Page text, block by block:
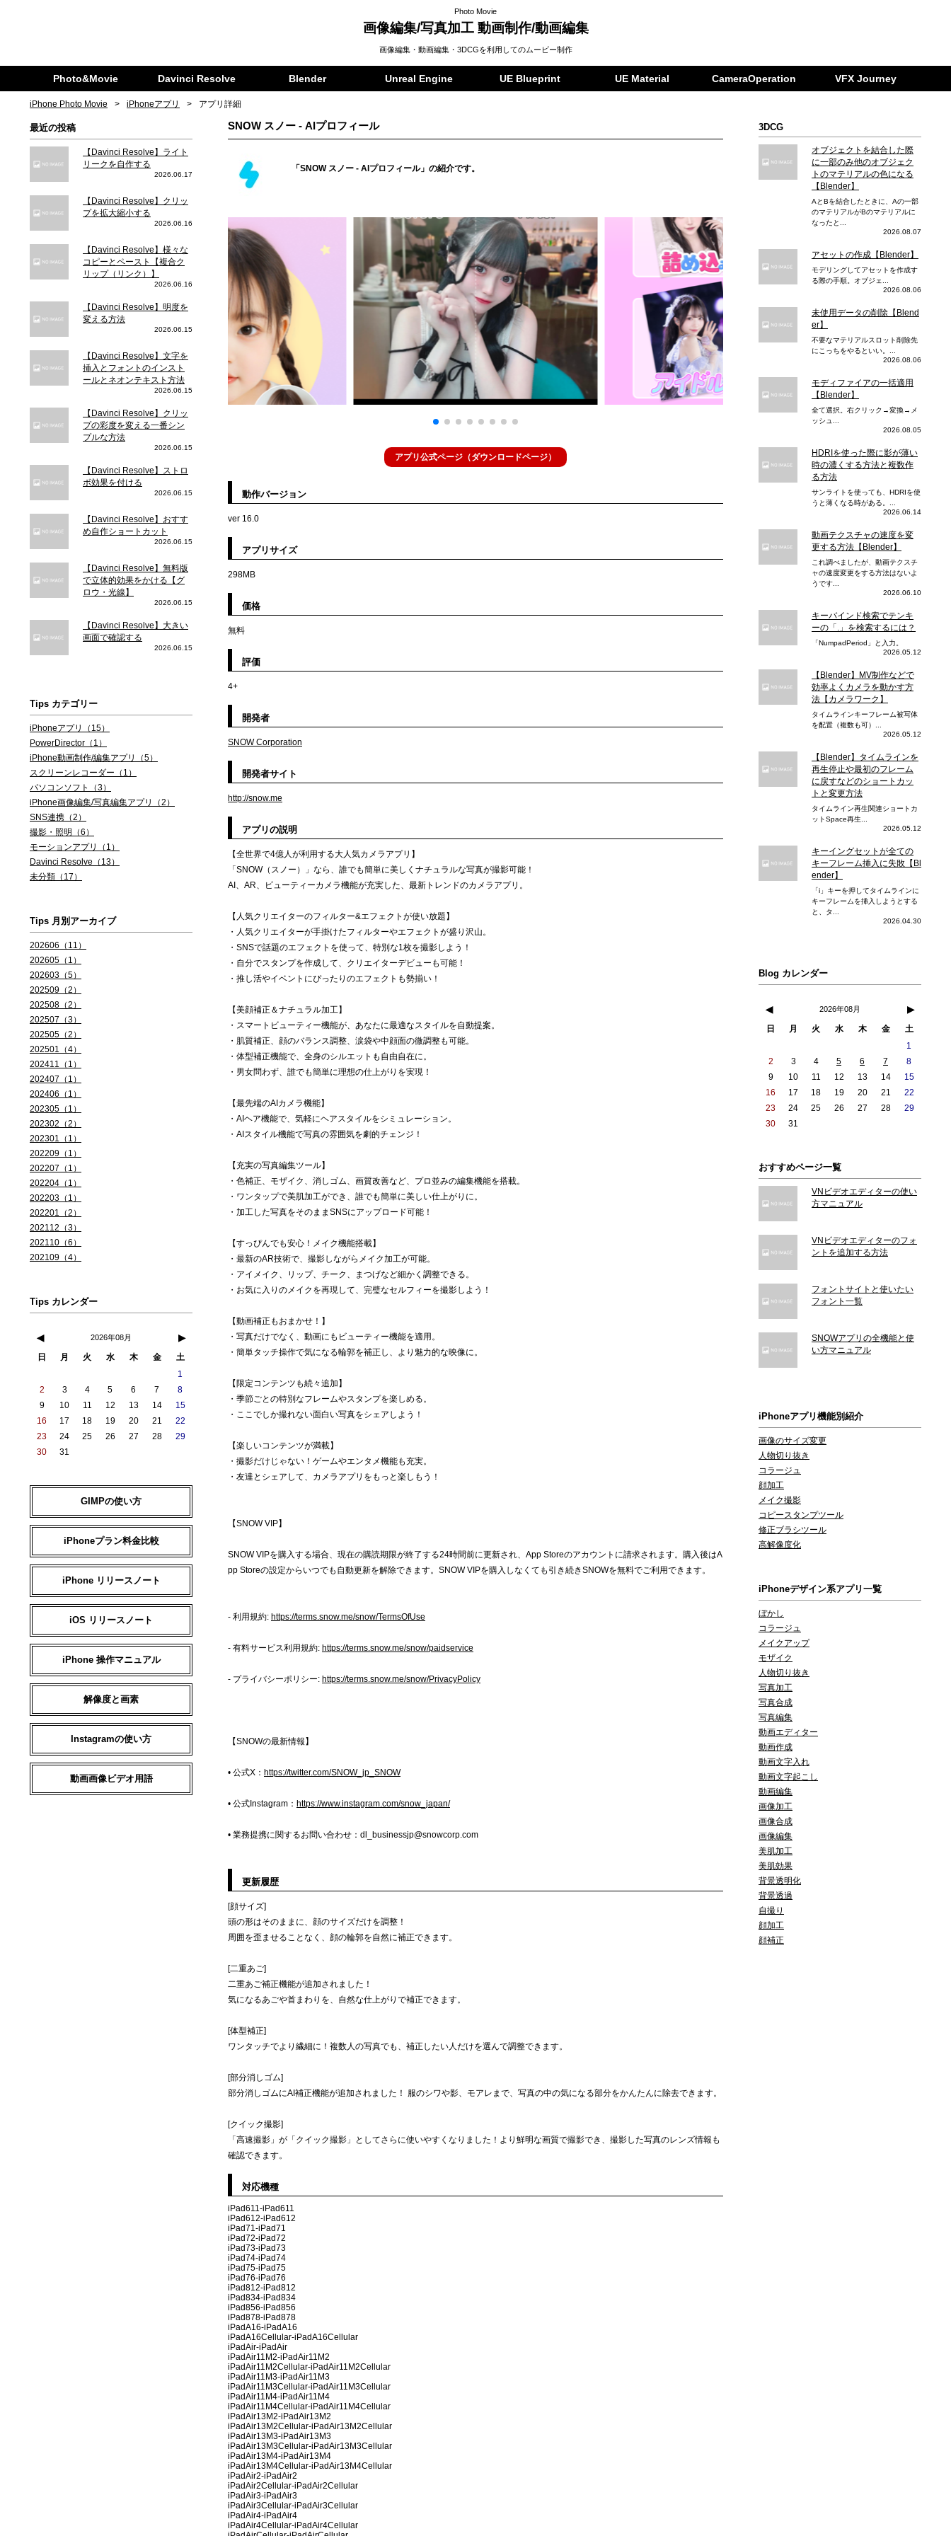
Photo Movie
画像編集/写真加工 動画制作/動画編集
画像編集・動画編集・3DCGを利用してのムービー制作
Photo&Movie Davinci Resolve Blender Unreal Engine UE Blueprint UE Material CameraOperation VFX Journey
iPhone Photo Movie iPhoneアプリ アプリ詳細
SNOW スノー - AIプロフィール
「SNOW スノー - AIプロフィール」の紹介です。
アプリ公式ページ（ダウンロードページ）
動作バージョン
ver 16.0
アプリサイズ
298MB
価格
無料
評価
4+
開発者
SNOW Corporation
開発者サイト
http://snow.me
アプリの説明
【全世界で4億人が利用する大人気カメラアプリ】
「SNOW（スノー）」なら、誰でも簡単に美しくナチュラルな写真が撮影可能！
AI、AR、ビューティーカメラ機能が充実した、最新トレンドのカメラアプリ。
【人気クリエイターのフィルター&エフェクトが使い放題】
・人気クリエイターが手掛けたフィルターやエフェクトが盛り沢山。
・SNSで話題のエフェクトを使って、特別な1枚を撮影しよう！
・自分でスタンプを作成して、クリエイターデビューも可能！
・推し活やイベントにぴったりのエフェクトも勢揃い！
【美顔補正＆ナチュラル加工】
・スマートビューティー機能が、あなたに最適なスタイルを自動提案。
・肌質補正、顔のバランス調整、涙袋や中顔面の微調整も可能。
・体型補正機能で、全身のシルエットも自由自在に。
・男女問わず、誰でも簡単に理想の仕上がりを実現！
【最先端のAIカメラ機能】
・AIヘア機能で、気軽にヘアスタイルをシミュレーション。
・AIスタイル機能で写真の雰囲気を劇的チェンジ！
【充実の写真編集ツール】
・色補正、モザイク、消しゴム、画質改善など、プロ並みの編集機能を搭載。
・ワンタップで美肌加工ができ、誰でも簡単に美しい仕上がりに。
・加工した写真をそのままSNSにアップロード可能！
【すっぴんでも安心！メイク機能搭載】
・最新のAR技術で、撮影しながらメイク加工が可能。
・アイメイク、リップ、チーク、まつげなど細かく調整できる。
・お気に入りのメイクを再現して、完璧なセルフィーを撮影しよう！
【動画補正もおまかせ！】
・写真だけでなく、動画にもビューティー機能を適用。
・簡単タッチ操作で気になる輪郭を補正し、より魅力的な映像に。
【限定コンテンツも続々追加】
・季節ごとの特別なフレームやスタンプを楽しめる。
・ここでしか撮れない面白い写真をシェアしよう！
【楽しいコンテンツが満載】
・撮影だけじゃない！ゲームやエンタメ機能も充実。
・友達とシェアして、カメラアプリをもっと楽しもう！
【SNOW VIP】
SNOW VIPを購入する場合、現在の購読期限が終了する24時間前に更新され、App Storeのアカウントに請求されます。購入後はA
pp Storeの設定からいつでも自動更新を解除できます。SNOW VIPを購入しなくても引き続きSNOWを無料でご利用できます。
- 利用規約: https://terms.snow.me/snow/TermsOfUse
- 有料サービス利用規約: https://terms.snow.me/snow/paidservice
- プライバシーポリシー: https://terms.snow.me/snow/PrivacyPolicy
【SNOWの最新情報】
• 公式X： https://twitter.com/SNOW_jp_SNOW
• 公式Instagram： https://www.instagram.com/snow_japan/
• 業務提携に関するお問い合わせ：dl_businessjp@snowcorp.com
更新履歴
[顔サイズ]
頭の形はそのままに、顔のサイズだけを調整！
周囲を歪ませることなく、顔の輪郭を自然に補正できます。
[二重あご]
二重あご補正機能が追加されました！
気になるあごや首まわりを、自然な仕上がりで補正できます。
[体型補正]
ワンタッチでより繊細に！複数人の写真でも、補正したい人だけを選んで調整できます。
[部分消しゴム]
部分消しゴムにAI補正機能が追加されました！ 服のシワや影、モアレまで、写真の中の気になる部分をかんたんに除去できます。
[クイック撮影]
「高速撮影」が「クイック撮影」としてさらに使いやすくなりました！より鮮明な画質で撮影でき、撮影した写真のレンズ情報も
確認できます。
対応機種
iPad611-iPad611
iPad612-iPad612
iPad71-iPad71
iPad72-iPad72
iPad73-iPad73
iPad74-iPad74
iPad75-iPad75
iPad76-iPad76
iPad812-iPad812
iPad834-iPad834
iPad856-iPad856
iPad878-iPad878
iPadA16-iPadA16
iPadA16Cellular-iPadA16Cellular
iPadAir-iPadAir
iPadAir11M2-iPadAir11M2
iPadAir11M2Cellular-iPadAir11M2Cellular
iPadAir11M3-iPadAir11M3
iPadAir11M3Cellular-iPadAir11M3Cellular
iPadAir11M4-iPadAir11M4
iPadAir11M4Cellular-iPadAir11M4Cellular
iPadAir13M2-iPadAir13M2
iPadAir13M2Cellular-iPadAir13M2Cellular
iPadAir13M3-iPadAir13M3
iPadAir13M3Cellular-iPadAir13M3Cellular
iPadAir13M4-iPadAir13M4
iPadAir13M4Cellular-iPadAir13M4Cellular
iPadAir2-iPadAir2
iPadAir2Cellular-iPadAir2Cellular
iPadAir3-iPadAir3
iPadAir3Cellular-iPadAir3Cellular
iPadAir4-iPadAir4
iPadAir4Cellular-iPadAir4Cellular
最近の投稿
【Davinci Resolve】ライト
リークを自作する
2026.06.17
【Davinci Resolve】クリッ
プを拡大縮小する
2026.06.16
【Davinci Resolve】様々な
コピーとペースト【複合ク
リップ（リンク）】
2026.06.16
【Davinci Resolve】明度を
変える方法
2026.06.15
【Davinci Resolve】文字を
挿入とフォントのインスト
ールとネオンテキスト方法
2026.06.15
【Davinci Resolve】クリッ
プの彩度を変える一番シン
プルな方法
2026.06.15
【Davinci Resolve】ストロ
ボ効果を付ける
2026.06.15
【Davinci Resolve】おすす
め自作ショートカット
2026.06.15
【Davinci Resolve】無料版
で立体的効果をかける【グ
ロウ・光線】
2026.06.15
【Davinci Resolve】大きい
画面で確認する
2026.06.15
Tips カテゴリー
iPhoneアプリ（15）
PowerDirector（1）
iPhone動画制作/編集アプリ（5）
スクリーンレコーダー（1）
パソコンソフト（3）
iPhone画像編集/写真編集アプリ（2）
SNS連携（2）
撮影・照明（6）
モーションアプリ（1）
Davinci Resolve（13）
未分類（17）
Tips 月別アーカイブ
202606（11）
202605（1）
202603（5）
202509（2）
202508（2）
202507（3）
202505（2）
202501（4）
202411（1）
202407（1）
202406（1）
202305（1）
202302（2）
202301（1）
202209（1）
202207（1）
202204（1）
202203（1）
202201（2）
202112（3）
202110（6）
202109（4）
Tips カレンダー
2026年08月
◀ ▶
日 月 火 水 木 金
土
1
2
3 4 5 6 7
8
9
10 11 12 13 14
15
16
17 18 19 20 21
22
23
24 25 26 27 28
29
30
31
GIMPの使い方
iPhoneプラン料金比較
iPhone リリースノート
iOS リリースノート
iPhone 操作マニュアル
解像度と画素
Instagramの使い方
動画画像ビデオ用語
3DCG
オブジェクトを結合した際
に一部のみ他のオブジェク
トのマテリアルの色になる
【Blender】
AとBを結合したときに、Aの一部
のマテリアルがBのマテリアルに
なったと...
2026.08.07
アセットの作成【Blender】
モデリングしてアセットを作成す
る際の手順。オブジェ...
2026.08.06
未使用データの削除【Blend
er】
不要なマテリアルスロット削除先
にこっちをやるといい。...
2026.08.06
モディファイアの一括適用
【Blender】
全て選択。右クリック→変換→メ
ッシュ...
2026.08.05
HDRIを使った際に影が薄い
時の濃くする方法と複数作
る方法
サンライトを使っても、HDRIを使
うと薄くなる時がある。...
2026.06.14
動画テクスチャの速度を変
更する方法【Blender】
これ調べましたが、動画テクスチ
ャの速度変更をする方法はないよ
うです...
2026.06.10
キーバインド検索でテンキ
ーの「.」を検索するには？
「NumpadPeriod」と入力。
2026.05.12
【Blender】MV制作などで
効率よくカメラを動かす方
法【カメラワーク】
タイムラインキーフレーム被写体
を配置（複数も可）...
2026.05.12
【Blender】タイムラインを
再生停止や最初のフレーム
に戻すなどのショートカッ
トと変更方法
タイムライン再生関連ショートカ
ットSpace再生...
2026.05.12
キーイングセットが全ての
キーフレーム挿入に失敗【Bl
ender】
「i」キーを押してタイムラインに
キーフレームを挿入しようとする
と、タ...
2026.04.30
Blog カレンダー
2026年08月
◀ ▶
日 月 火 水 木 金
土
1
2
3 4 5 6 7
8
9
10 11 12 13 14
15
16
17 18 19 20 21
22
23
24 25 26 27 28
29
30
31
おすすめページ一覧
VNビデオエディターの使い
方マニュアル
VNビデオエディターのフォ
ントを追加する方法
フォントサイトと使いたい
フォント一覧
SNOWアプリの全機能と使
い方マニュアル
iPhoneアプリ機能別紹介
画像のサイズ変更
人物切り抜き
コラージュ
顔加工
メイク撮影
コピースタンプツール
修正ブラシツール
高解像度化
iPhoneデザイン系アプリ一覧
ぼかし
コラージュ
メイクアップ
モザイク
人物切り抜き
写真加工
写真合成
写真編集
動画エディター
動画作成
動画文字入れ
動画文字起こし
動画編集
画像加工
画像合成
画像編集
美肌加工
美肌効果
背景透明化
背景透過
自撮り
顔加工
顔補正